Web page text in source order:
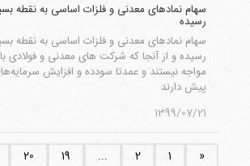
سهام نمادهای معدنی و فلزات اساسی به نقطه
رسیده
سهام نمادهای معدنی و فلزات اساسی به نقطه
رسیده و از آنجا که شرکت های معدنی و فولادی با
مواجه نیستند و عمدتا سودده و افزایش
پیش دارند
1399/07/21
«
1
2
...
19
20